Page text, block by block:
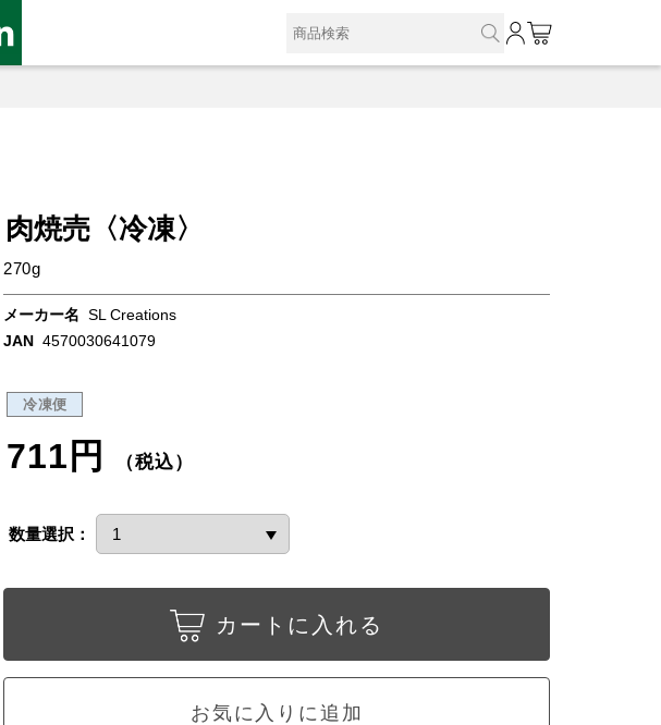
肉焼売〈冷凍〉
270g
メーカー名 SL Creations
JAN 4570030641079
冷凍便
711円 （税込）
数量選択：
カートに入れる
お気に入りに追加